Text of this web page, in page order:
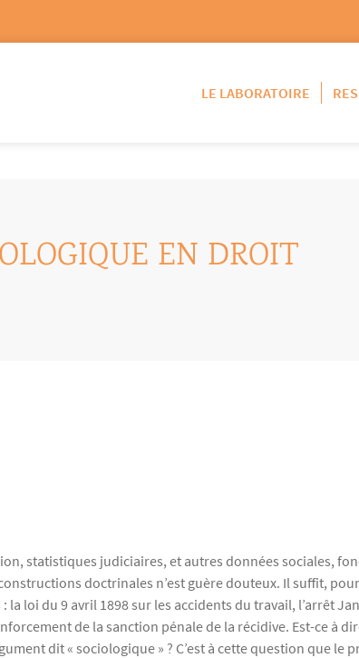
LE LABORATOIRE
EN DROIT
statistiques judiciaires, et autres données sociales,
doctrinales n’est guère douteux. Il suffit, pour
loi du 9 avril 1898 sur les accidents du travail, l’arrêt
de la sanction pénale de la récidive. Est-ce à
dit « sociologique » ? C’est à cette question que le